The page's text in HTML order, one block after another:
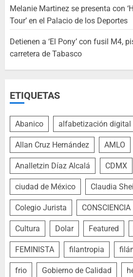
Melanie Martinez se presenta con
Tour’ en el Palacio de los Deportes
Detienen a ‘El Pony’ con fusil M4,
carretera de Tabasco
ETIQUETAS
Abanico alfabetización digital
Allan Cruz Hernández AMLO
Analletzin Díaz Alcalá CDMX
ciudad de México Claudia
Colegio Jurista CONSCIENCIA
Cultura Dolar Featured
FEMINISTA filantropia
frio Gobierno de Calidad